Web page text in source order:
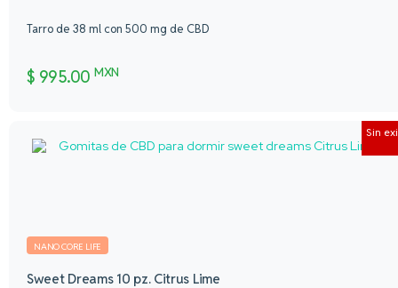
Tarro de 38 ml con 500 mg de CBD
$ 995.00 MXN
Sin
NANO CORE LIFE
Sweet Dreams 10 pz. Citrus Lime